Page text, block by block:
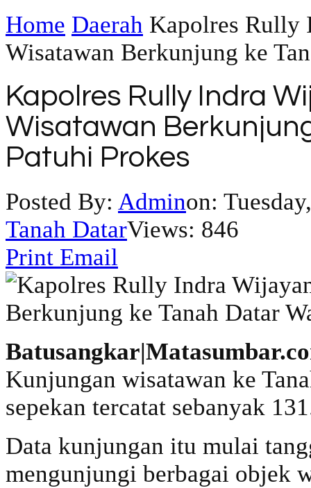
Home Daerah Kapolres Rully
Wisatawan Berkunjung ke
Kapolres Rully Indra
Wisatawan
Patuhi Prokes
Posted By: Adminon:
Tanah DatarViews: 846
Print Email
Kunjungan wisatawan ke
sepekan tercatat sebanyak
Data kunjungan itu mulai
mengunjungi berbagai objek